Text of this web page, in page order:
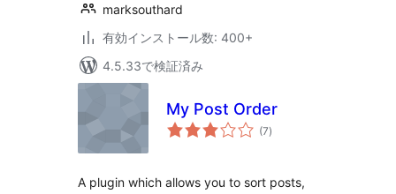
marksouthard
有効インストール数: 400+
4.5.33で検証済み
My Post Order
(7個
の)
A plugin which allows you to sort posts,